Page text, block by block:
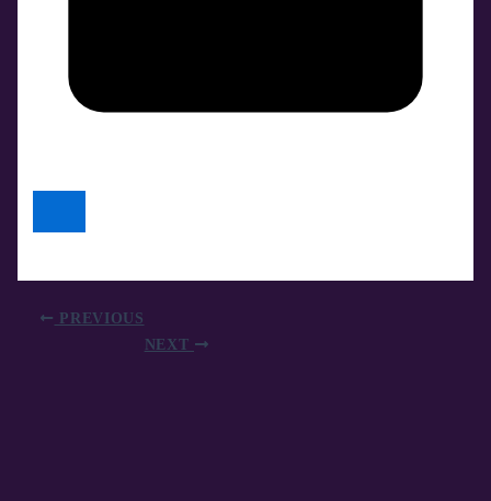
PREVIOUS
NEXT